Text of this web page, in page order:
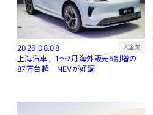
2026.08.08 大企業
上海汽車、1～7月海外販売5割増の
87万台超 NEVが好調